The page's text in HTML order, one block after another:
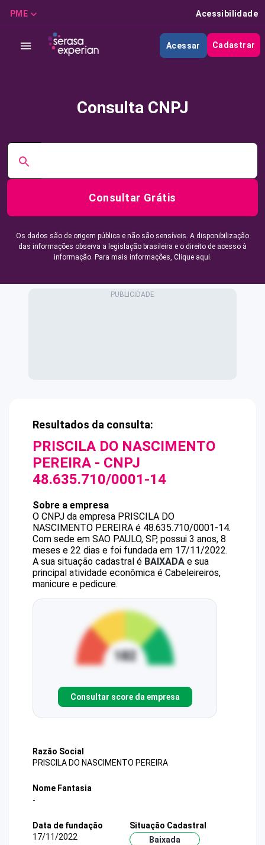
PME Acessibilidade
Acessar Cadastrar
Consulta CNPJ
Consultar Grátis
Os dados são de origem pública e não são sensíveis. A disponibilização
das informações observa a legislação brasileira e o direito de acesso à
informação. Para mais informações, Clique aqui.
Resultados da consulta:
PRISCILA DO NASCIMENTO
PEREIRA - CNPJ
48.635.710/0001-14
Sobre a empresa
O CNPJ da empresa PRISCILA DO
NASCIMENTO PEREIRA é 48.635.710/0001-14.
Com sede em SAO PAULO, SP, possui 3 anos, 8
meses e 22 dias e foi fundada em 17/11/2022.
A sua situação cadastral é BAIXADA e sua
principal atividade econômica é Cabeleireiros,
manicure e pedicure.
Consultar score da empresa
Razão Social
PRISCILA DO NASCIMENTO PEREIRA
Nome Fantasia
-
Data de fundação
17/11/2022
Situação Cadastral
Baixada